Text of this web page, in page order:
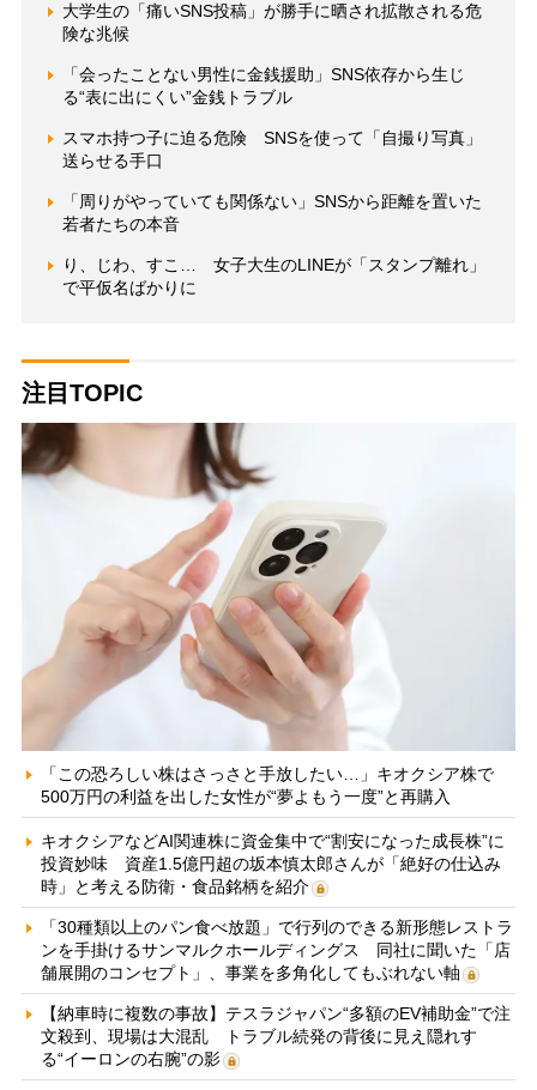
大学生の「痛いSNS投稿」が勝手に晒され拡散される危
険な兆候
「会ったことない男性に金銭援助」SNS依存から生じ
る“表に出にくい”金銭トラブル
スマホ持つ子に迫る危険 SNSを使って「自撮り写真」
送らせる手口
「周りがやっていても関係ない」SNSから距離を置いた
若者たちの本音
り、じわ、すこ… 女子大生のLINEが「スタンプ離れ」
で平仮名ばかりに
注目TOPIC
「この恐ろしい株はさっさと手放したい…」キオクシア株で
500万円の利益を出した女性が“夢よもう一度”と再購入
キオクシアなどAI関連株に資金集中で“割安になった成長株”に
投資妙味 資産1.5億円超の坂本慎太郎さんが「絶好の仕込み
時」と考える防衛・食品銘柄を紹介
「30種類以上のパン食べ放題」で行列のできる新形態レストラ
ンを手掛けるサンマルクホールディングス 同社に聞いた「店
舗展開のコンセプト」、事業を多角化してもぶれない軸
【納車時に複数の事故】テスラジャパン“多額のEV補助金”で注
文殺到、現場は大混乱 トラブル続発の背後に見え隠れす
る“イーロンの右腕”の影